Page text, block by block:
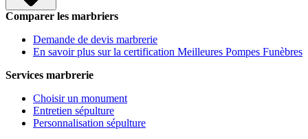
Comparer les marbriers
Demande de devis marbrerie
En savoir plus sur la certification Meilleures Pompes Funèbres
Services marbrerie
Choisir un monument
Entretien sépulture
Personnalisation sépulture